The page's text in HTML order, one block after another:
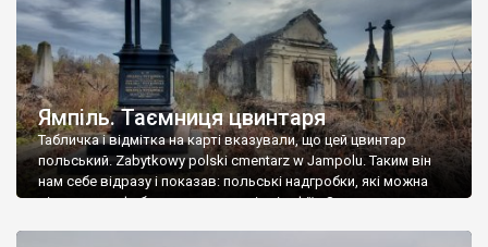
Ямпіль. Таємниця цвинтаря
Табличка і відмітка на карті вказували, що цей цвинтар
польський. Zabytkowy polski cmentarz w Jampolu. Таким він
нам себе відразу і показав: польські надгробки, які можна
віднести до фабричних, польські епітафії… Загалом цвинтар